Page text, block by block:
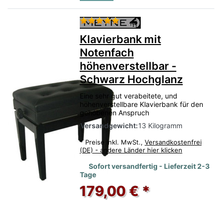
Bewertung: 5 von 5
Klavierbank mit
Notenfach
höhenverstellbar -
Schwarz Hochglanz
Eine sehr gut verabeitete, und
höhenverstellbare Klavierbank für den
gehobenen Anspruch
Versandgewicht:13 Kilogramm
* Preise inkl. MwSt., Versandkostenfrei
(DE) - andere Länder hier klicken
Sofort versandfertig - Lieferzeit 2-3
Tage
179,00 € *